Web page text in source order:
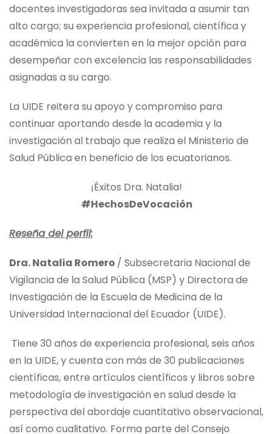
docentes investigadoras sea invitada a asumir tan
alto cargo; su experiencia profesional, científica y
académica la convierten en la mejor opción para
desempeñar con excelencia las responsabilidades
asignadas a su cargo.
La UIDE reitera su apoyo y compromiso para
continuar aportando desde la academia y la
investigación al trabajo que realiza el Ministerio de
Salud Pública en beneficio de los ecuatorianos.
¡Éxitos Dra. Natalia!
#HechosDeVocación
Reseña del perfil:
Dra. Natalia Romero / Subsecretaria Nacional de
Vigilancia de la Salud Pública (MSP) y Directora de
Investigación de la Escuela de Medicina de la
Universidad Internacional del Ecuador (UIDE).
Tiene 30 años de experiencia profesional, seis años
en la UIDE, y cuenta con más de 30 publicaciones
científicas, entre artículos científicos y libros sobre
metodología de investigación en salud desde la
perspectiva del abordaje cuantitativo observacional,
así como cualitativo. Forma parte del Consejo